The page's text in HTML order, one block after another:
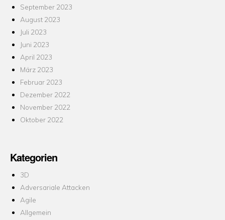
September 2023
August 2023
Juli 2023
Juni 2023
April 2023
März 2023
Februar 2023
Dezember 2022
November 2022
Oktober 2022
Kategorien
3D
Adversariale Attacken
Agile
Allgemein